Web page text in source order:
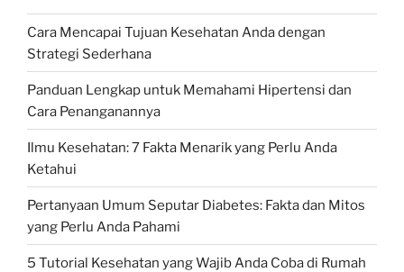
Cara Mencapai Tujuan Kesehatan Anda dengan
Strategi Sederhana
Panduan Lengkap untuk Memahami Hipertensi dan
Cara Penanganannya
Ilmu Kesehatan: 7 Fakta Menarik yang Perlu Anda
Ketahui
Pertanyaan Umum Seputar Diabetes: Fakta dan Mitos
yang Perlu Anda Pahami
5 Tutorial Kesehatan yang Wajib Anda Coba di Rumah